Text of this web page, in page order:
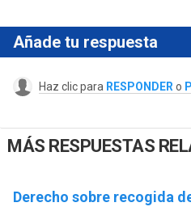
Añade tu respuesta
Haz clic para RESPONDER o
MÁS RESPUESTAS
Derecho sobre recogida